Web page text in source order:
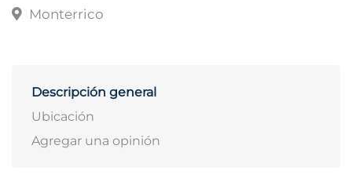
Monterrico
Descripción general
Ubicación
Agregar una opinión